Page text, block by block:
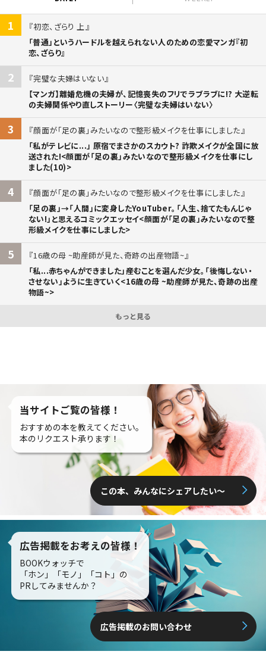
1
初恋、ざらり 上
「普通」というハードルを越えられない人のための恋愛マンガ『初
恋、ざらり』
2
完璧な夫婦はいない
【マンガ】離婚危機の夫婦が、記憶喪失のフリでラブラブに!? 大逆転
の夫婦関係やり直しストーリー〈完璧な夫婦はいない〉
3
顔面が「足の裏」みたいなので整形級メイクを仕事にしました
「私がテレビに...」 原宿でまさかのスカウト? 詐欺メイクが全国に放
送された!<顔面が「足の裏」みたいなので整形級メイクを仕事にし
ました(10)>
4
顔面が「足の裏」みたいなので整形級メイクを仕事にしました
「足の裏」→「人間」に変身したYouTuber。「人生、捨てたもんじゃ
ない!」と思えるコミックエッセイ<顔面が「足の裏」みたいなので整
形級メイクを仕事にしました>
5
16歳の母 ~助産師が見た、奇跡の出産物語~
「私...赤ちゃんができました」――産むことを選んだ少女。「後悔しない・
させない」ように生きていく<16歳の母 ~助産師が見た、奇跡の出産
物語~>
もっと見る
当サイトご覧の皆様！
おすすめの本を教えてください。
本のリクエスト承ります！
この本、みんなにシェアしたい〜
広告掲載をお考えの皆様！
BOOKウォッチで
「ホン」「モノ」「コト」の
PRしてみませんか？
広告掲載のお問い合わせ